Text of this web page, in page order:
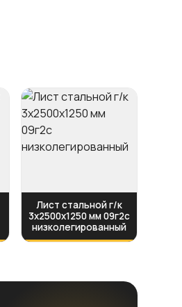
Лист стальной г/к
3х2500х1250 мм 09г2с
низколегированный